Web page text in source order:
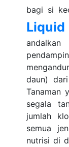
bagi si
daun)
Tanaman
segala
jumlah
semua
nutrisi di